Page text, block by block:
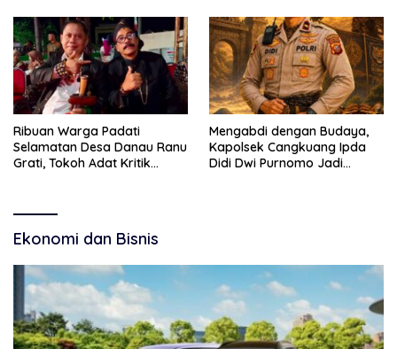
Narkoba
Ribuan Warga Padati
Selamatan Desa Danau Ranu
Grati, Tokoh Adat Kritik
Mengabdi dengan Budaya,
Kapolsek Cangkuang Ipda
Didi Dwi Purnomo Jadi
Ekonomi dan Bisnis